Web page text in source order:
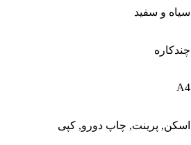
سیاه و سفید
چندکاره
A4
اسکن, پرینت, چاپ دورو, کپی